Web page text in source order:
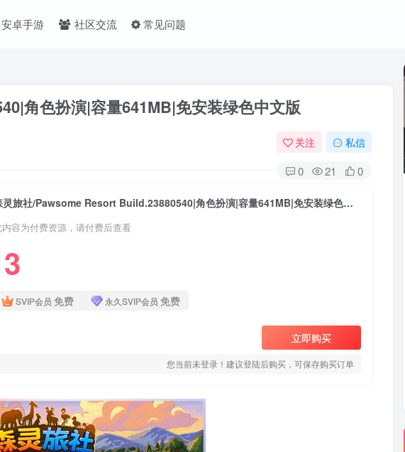
安卓手游 社区交流 常见问题
角色扮演|容量641MB|免安装绿色中文版
关注 私信
0 21 0
森灵旅社/Pawsome Resort Build.23880540|角色扮演|容量641MB|免安装绿色中文版
内容为付费资源，请付费后查看
3
SVIP会员 免费 永久SVIP会员 免费
立即购买
您当前未登录！建议登陆后购买，可保存购买订单